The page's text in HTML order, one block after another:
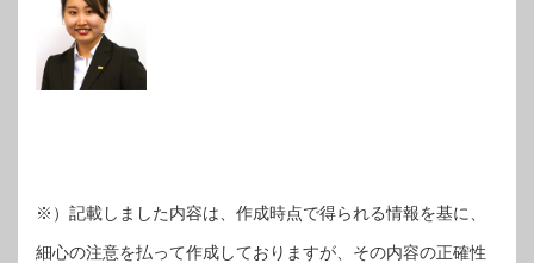
※）記載しました内容は、作成時点で得られる情報を基に、
細心の注意を払って作成しておりますが、その内容の正確性